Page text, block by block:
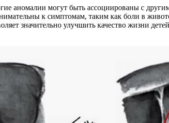
аномалии могут быть ассоциированы с
к симптомам, таким как боли в
значительно улучшить качество жизни